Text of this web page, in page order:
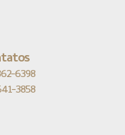
6398
3858